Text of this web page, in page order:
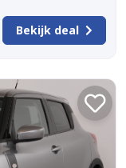
Bekijk deal